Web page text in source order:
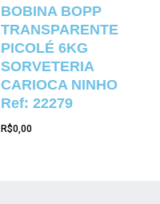
BOBINA BOPP
TRANSPARENTE
PICOLÉ 6KG
SORVETERIA
CARIOCA NINHO
Ref: 22279
R$0,00